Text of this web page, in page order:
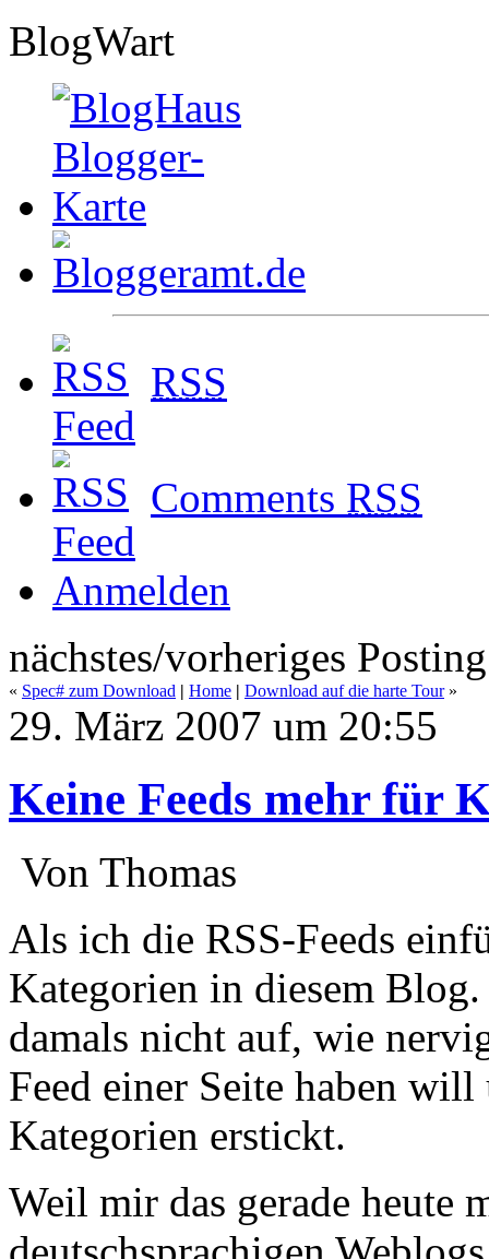
BlogWart
RSS
Comments RSS
Anmelden
nächstes/vorheriges Posting
« Spec# zum Download | Home | Download auf die harte Tour»
29. März 2007 um 20:55
Keine Feeds mehr für
Von Thomas
Als ich die RSS-Feeds
Kategorien in diesem
damals nicht auf, wie
Feed einer Seite haben
Kategorien erstickt.
Weil mir das gerade heute